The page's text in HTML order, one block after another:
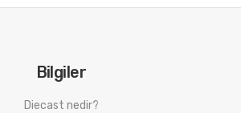
Bilgiler
Diecast nedir?